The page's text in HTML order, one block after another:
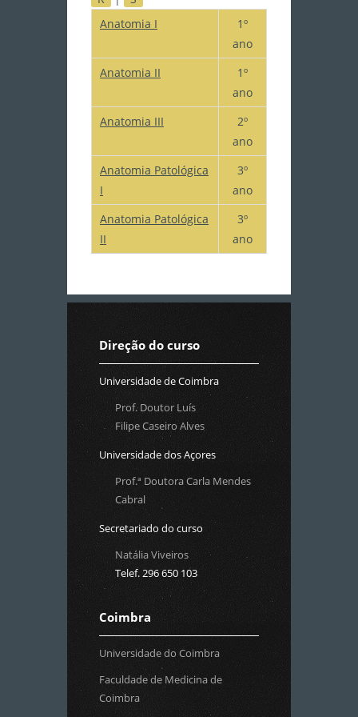
Anatomia I
1º
ano
Anatomia II
1º
ano
Anatomia III
2º
ano
Anatomia Patológica
I
3º
ano
Anatomia Patológica
II
3º
ano
Direção do curso
Universidade de Coimbra
Prof. Doutor Luís
Filipe Caseiro Alves
Universidade dos Açores
Prof.ª Doutora Carla Mendes
Cabral
Secretariado do curso
Natália Viveiros
Telef. 296 650 103
Coimbra
Universidade do Coimbra
Faculdade de Medicina de
Coimbra